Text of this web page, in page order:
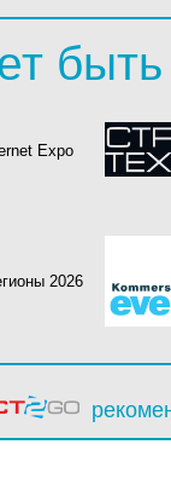
быть
Expo
2026